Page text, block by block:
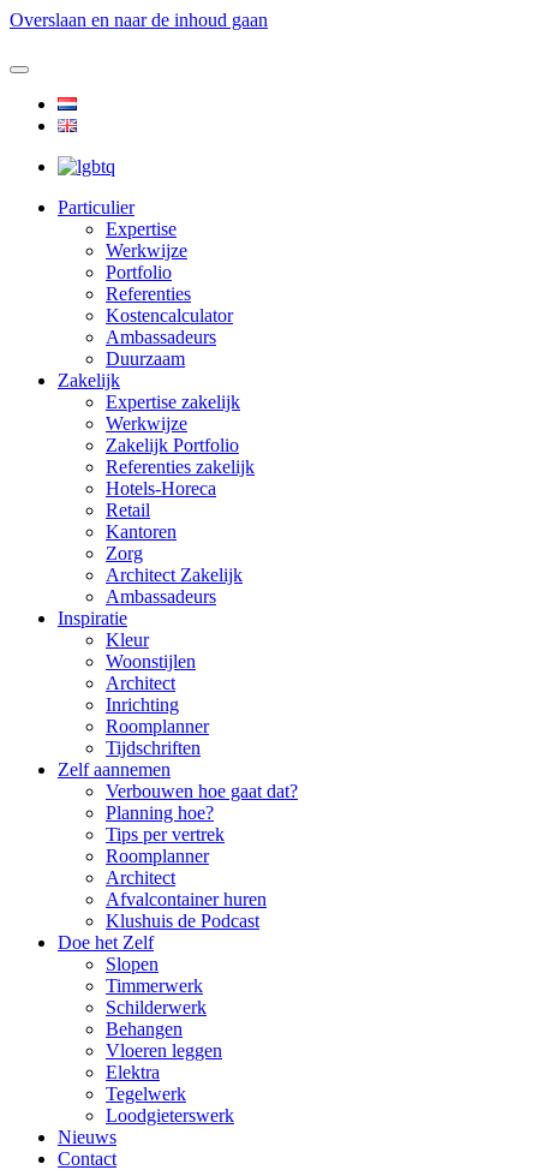
Overslaan en naar de inhoud gaan
Particulier
Expertise
Werkwijze
Portfolio
Referenties
Kostencalculator
Ambassadeurs
Duurzaam
Zakelijk
Expertise zakelijk
Werkwijze
Zakelijk Portfolio
Referenties zakelijk
Hotels-Horeca
Retail
Kantoren
Zorg
Architect Zakelijk
Ambassadeurs
Inspiratie
Kleur
Woonstijlen
Architect
Inrichting
Roomplanner
Tijdschriften
Zelf aannemen
Verbouwen hoe gaat dat?
Planning hoe?
Tips per vertrek
Roomplanner
Architect
Afvalcontainer huren
Klushuis de Podcast
Doe het Zelf
Slopen
Timmerwerk
Schilderwerk
Behangen
Vloeren leggen
Elektra
Tegelwerk
Loodgieterswerk
Nieuws
Contact